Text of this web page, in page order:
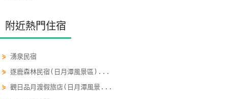
客
服
顧
附近熱門住宿
⋟湧泉民宿
⋟逐鹿森林民宿(日月潭風景區)...
⋟觀日品月渡假旅店(日月潭風景...